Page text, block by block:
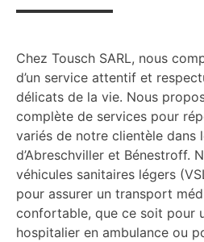
Chez Tousch SARL, nous
d’un service attentif et
délicats de la vie. Nous
complète de services pour
variés de notre clientèle dans
d’Abreschviller et Bénestroff.
véhicules sanitaires légers
pour assurer un transport
confortable, que ce soit pour
hospitalier en ambulance ou